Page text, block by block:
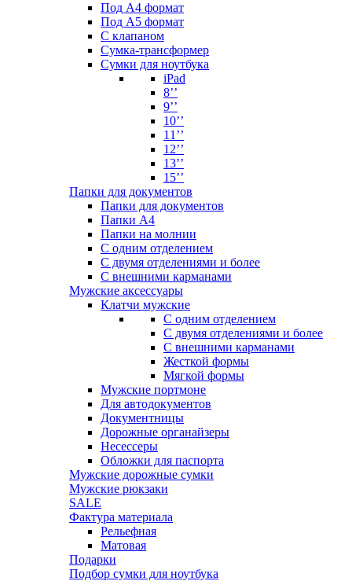
Под А4 формат
Под А5 формат
С клапаном
Сумка-трансформер
Сумки для ноутбука
iPad
8’’
9’’
10’’
11’’
12’’
13’’
15’’
Папки для документов
Папки для документов
Папки А4
Папки на молнии
С одним отделением
С двумя отделениями и более
С внешними карманами
Мужские аксессуары
Клатчи мужские
С одним отделением
С двумя отделениями и более
С внешними карманами
Жесткой формы
Мягкой формы
Мужские портмоне
Для автодокументов
Документницы
Дорожные органайзеры
Несессеры
Обложки для паспорта
Мужские дорожные сумки
Мужские рюкзаки
SALE
Фактура материала
Рельефная
Матовая
Подарки
Подбор сумки для ноутбука